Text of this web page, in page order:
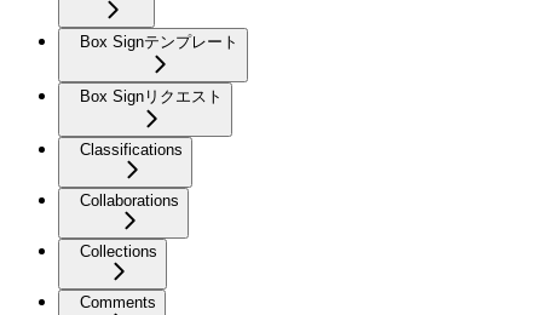
Box Signテンプレート
Box Signリクエスト
Classifications
Collaborations
Collections
Comments